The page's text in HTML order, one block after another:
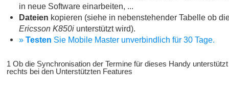
in neue Software einarbeiten, ...
Dateien kopieren (siehe in nebenstehender Tabelle ob
Ericsson K850i unterstützt wird).
» Testen Sie Mobile Master unverbindlich für 30 Tage.
1 Ob die Synchronisation der Termine für dieses Handy
rechts bei den Unterstützten Features